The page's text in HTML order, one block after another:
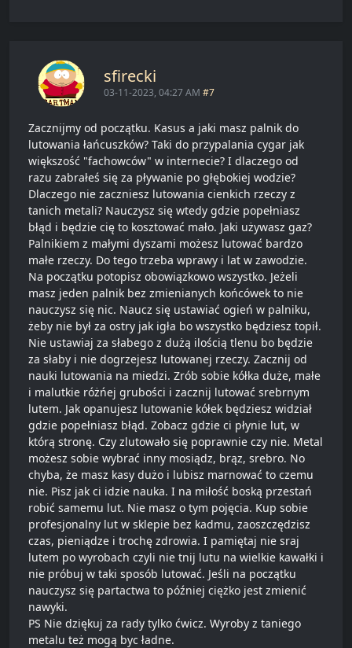
sfirecki
03-11-2023, 04:27 AM #7
Zacznijmy od początku. Kasus a jaki masz palnik do
lutowania łańcuszków? Taki do przypalania cygar jak
większość "fachowców" w internecie? I dlaczego od
razu zabrałeś się za pływanie po głębokiej wodzie?
Dlaczego nie zaczniesz lutowania cienkich rzeczy z
tanich metali? Nauczysz się wtedy gdzie popełniasz
błąd i będzie cię to kosztować mało. Jaki używasz gaz?
Palnikiem z małymi dyszami możesz lutować bardzo
małe rzeczy. Do tego trzeba wprawy i lat w zawodzie.
Na początku potopisz obowiązkowo wszystko. Jeżeli
masz jeden palnik bez zmienianych końcówek to nie
nauczysz się nic. Naucz się ustawiać ogień w palniku,
żeby nie był za ostry jak igła bo wszystko będziesz topił.
Nie ustawiaj za słabego z dużą ilością tlenu bo będzie
za słaby i nie dogrzejesz lutowanej rzeczy. Zacznij od
nauki lutowania na miedzi. Zrób sobie kółka duże, małe
i malutkie różńej grubości i zacznij lutować srebrnym
lutem. Jak opanujesz lutowanie kółek będziesz widział
gdzie popełniasz błąd. Zobacz gdzie ci płynie lut, w
którą stronę. Czy zlutowało się poprawnie czy nie. Metal
możesz sobie wybrać inny mosiądz, brąz, srebro. No
chyba, że masz kasy dużo i lubisz marnować to czemu
nie. Pisz jak ci idzie nauka. I na miłość boską przestań
robić samemu lut. Nie masz o tym pojęcia. Kup sobie
profesjonalny lut w sklepie bez kadmu, zaoszczędzisz
czas, pieniądze i trochę zdrowia. I pamiętaj nie sraj
lutem po wyrobach czyli nie tnij lutu na wielkie kawałki i
nie próbuj w taki sposób lutować. Jeśli na początku
nauczysz się partactwa to później ciężko jest zmienić
nawyki.
PS Nie dziękuj za rady tylko ćwicz. Wyroby z taniego
metalu też mogą byc ładne.